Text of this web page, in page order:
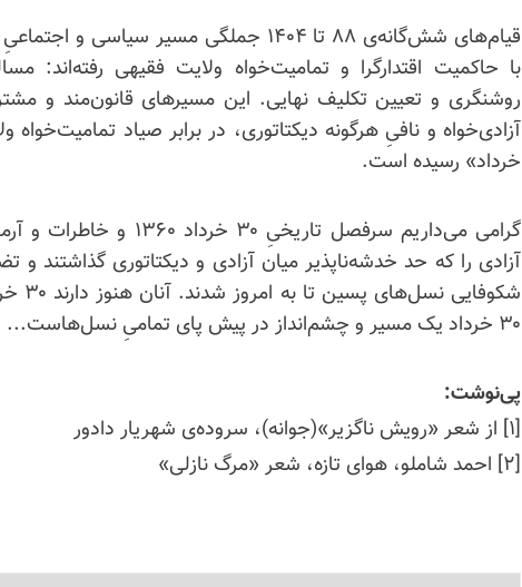
با حاکمیت اقتدارگرا و تمامیت‌خواه ولایت فقیهی رفته‌اند:
روشنگری و تعیین تکلیف نهایی. این مسیرهای قانون‌مند و
خرداد» رسیده است.
گرامی می‌داریم سرفصل
آزادی را که حد خدشه‌ناپذیر میان آزادی و دیکتاتوری گذاشتند و
۳۰ خرداد یک مسیر و چشم‌انداز در پیش پای تمامیِ نسل‌هاست...
پی‌نوشت:
[۱] از شعر «رویش ناگزیر»(جوانه)، سروده‌ی شهریار دادور
[۲] احمد شاملو، هوای تازه، شعر «مرگ نازلی»